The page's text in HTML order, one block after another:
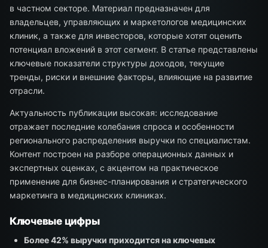
в частном секторе. Материал предназначен для
владельцев, управляющих и маркетологов медицинских
клиник, а также для инвесторов, которые хотят оценить
потенциал вложений в этот сегмент. В статье представлены
ключевые показатели структуры доходов, текущие
тренды, риски и внешние факторы, влияющие на развитие
отрасли.
Актуальность публикации высокая: исследование
отражает последние колебания спроса и особенности
регионального распределения выручки по специалистам.
Контент построен на разборе операционных данных и
экспертных оценках, с акцентом на практическое
применение для бизнес-планирования и стратегического
маркетинга в медицинских клиниках.
Ключевые цифры
Более 42% выручки приходится на ключевых